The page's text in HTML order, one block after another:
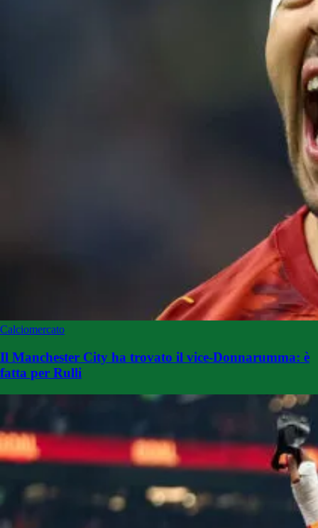
Calciomercato
Il Manchester City ha trovato il vice-Donnarumma: è
fatta per Rulli